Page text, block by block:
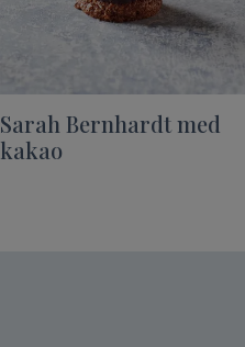
Sarah Bernhardt med
kakao